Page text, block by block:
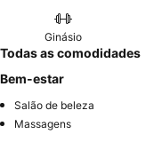
Ginásio
Todas as comodidades
Bem-estar
Salão de beleza
Massagens